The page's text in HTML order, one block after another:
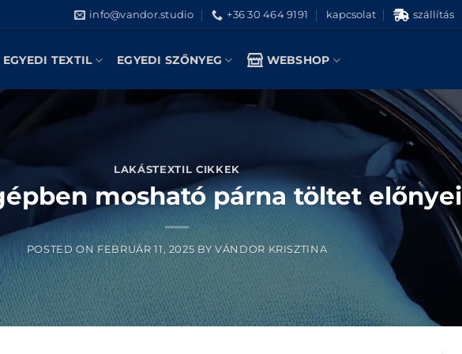
info@vandor.studio +36 30 464 9191 kapcsolat szállítás
EGYEDI TEXTIL EGYEDI SZŐNYEG WEBSHOP
LAKÁSTEXTIL CIKKEK
mosható párna töltet előnyei
POSTED ON FEBRUÁR 11, 2025 BYVÁNDOR KRISZTINA